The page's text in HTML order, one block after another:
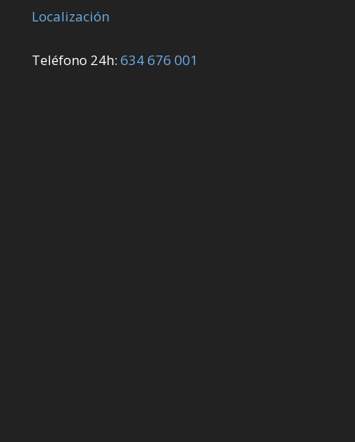
Localización
Teléfono 24h: 634 676 001